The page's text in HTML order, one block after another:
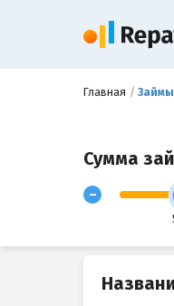
Главная Займы
Сумма
-